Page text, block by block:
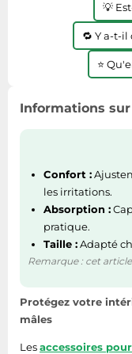
Tablettes tactiles
Tondeuses
Télévision & vidéo
💡
🔁 Y a-t-
⭐
Informations
Confort :
les irritations.
Absorption :
pratique.
Taille :Adapté
Remarque : cet
Protégez votre
mâles
Lesaccessoires